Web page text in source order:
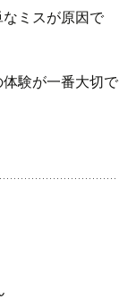
ミスが原因で
験が一番大切で